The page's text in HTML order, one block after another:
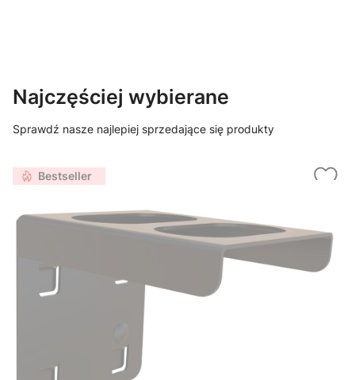
Najczęściej wybierane
Sprawdź nasze najlepiej sprzedające się produkty
Bestseller